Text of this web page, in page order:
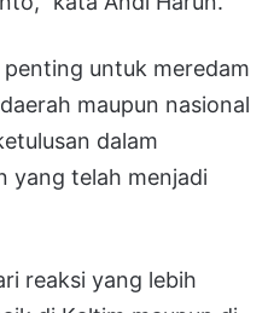
untuk meredam
maupun nasional
dalam
yang telah menjadi
reaksi yang lebih